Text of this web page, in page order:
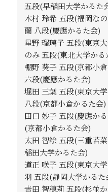
五段(早稲田大学かるた
木村 玲希 五段(福岡な
蘭 八段(慶應かるた会)
星野 瑠璃子 五段(東京
のみ 五段(東北大学かる
棚野 葵子 五段(京都小
六段(慶應かるた会)
堀田 三葉 五段(東京大
八段(京都小倉かるた会)
田口 妙子 五段(慶應か
(京都小倉かるた会)
太田 智絵 五段(三重若
稲田大学かるた会)
道正 咲子 五段(東京大
羽 五段(静岡大学かるた
𠮷田 智穂莉 五段(杉並